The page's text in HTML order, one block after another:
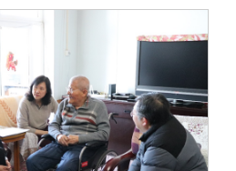
苑
坛
视界
赛
息
辞
程
会名单